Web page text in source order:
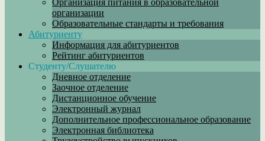
Организация питания в образовательной
организации
Образовательные стандарты и требования
Абитуриенту
Информация для абитуриентов
Рейтинг абитуриентов
Студенту/Слушателю
Дневное отделение
Заочное отделение
Дистанционное обучение
Электронный журнал
Дополнительное профессиональное образование
Электронная библиотека